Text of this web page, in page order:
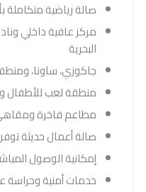
صالة رياضية متكاملة
مركز عافية داخلي
البحرية
جاكوزي، ساونا،
منطقة لعب للأطفال
مطاعم فاخرة
صالة أعمال حديثة
إمكانية الوصول
خدمات أمنية وحراسة على